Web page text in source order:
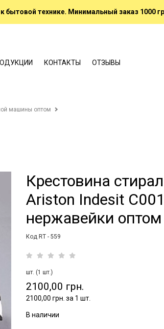
бытовой технике. Минимальный заказ 1000
КОНТАКТЫ ОТЗЫВЫ
машины оптом
Крестовина
Ariston Indesit
нержавейки оптом
Код RT - 559
шт. (1 шт.)
2100,00 грн.
2100,00 грн. за 1 шт.
В наличии